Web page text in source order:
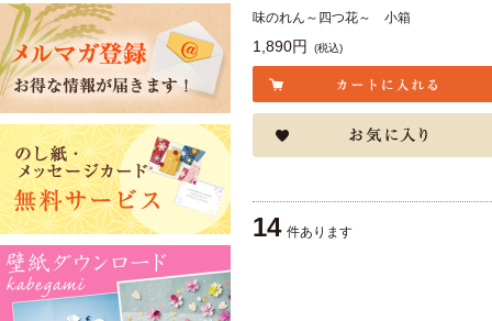
味のれん～四つ花～ 小箱
1,890円 (税込)
14 件あります